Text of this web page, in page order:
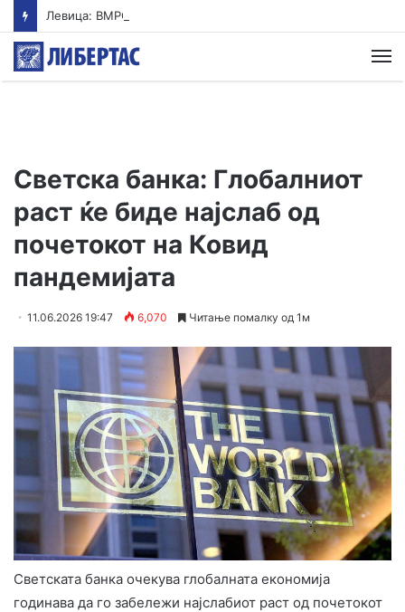
Светска банка: Глобалниот
раст ќе биде најслаб од
почетокот на Ковид
пандемијата
11.06.2026 19:47 6,070 Читање помалку од 1м
Светската банка очекува глобалната економија
годинава да го забележи најслабиот раст од почетокот